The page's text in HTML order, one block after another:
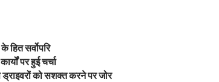
सर्वोपरि
पर हुई चर्चा
को सशक्त करने पर जोर